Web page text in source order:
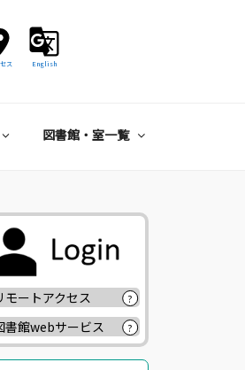
ス English
図書館・室一覧
モートアクセス ?
書館webサービス ?